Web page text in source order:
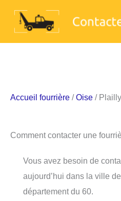
Accueil fourrière /Oise / Plailly
Comment contacter une
Vous avez besoin de
aujourd’hui dans la ville
département du 60.